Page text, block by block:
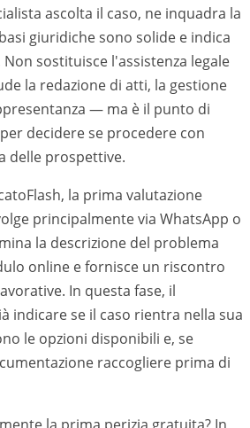
ascolta il caso, ne inquadra la
giuridiche sono solide e indica
sostituisce l'assistenza legale
la redazione di atti, la gestione
— ma è il punto di
decidere se procedere con
delle prospettive.
la prima valutazione
principalmente via WhatsApp o
la descrizione del problema
online e fornisce un riscontro
In questa fase, il
indicare se il caso rientra nella sua
le opzioni disponibili e, se
raccogliere prima di